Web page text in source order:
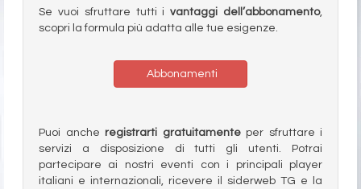
Se vuoi sfruttare tutti ivantaggi dell’abbonamento,
scopri la formula più adatta alle tue esigenze.
Abbonamenti
Puoi anche registrarti gratuitamenteper sfruttare i
servizi a disposizione di tutti gli utenti. Potrai
partecipare ai nostri eventi con i principali player
italiani e internazionali, ricevere il siderweb TG e la